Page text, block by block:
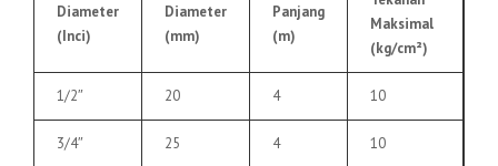
Diameter
(Inci)
Diameter
(mm)
Panjang
(m)
Maksimal
(kg/cm²)
1/2″ 20 4 10
3/4″ 25 4 10